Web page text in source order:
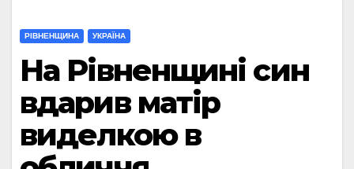
РІВНЕНЩИНА УКРАЇНА
На Рівненщині син
вдарив матір
виделкою в